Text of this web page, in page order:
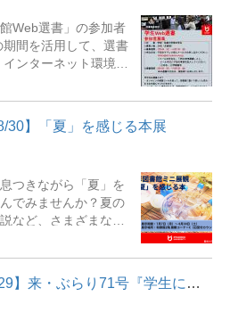
くりを担当していた
す。
Web選書」の参加者
間を活用して、選書
ンターネット環境が
意向を図書館に反映
会です。 ふるってご
館に所蔵されている
ご注意ください）
順） 〇募集期間
（金） 〇申込方法
ルでお申し込みく
選書」とし、 ◇
項を記入。 ①氏
書期間 8月4日
Web選書の方法に
30】「夏」を感じる本展
つきながら「夏」を
でみませんか？夏の
など、さまざまなジ
じられる展示となっ
立ち寄りください！
(月)～2025年8月30日
顔館2階 展示コー
【瀬田ミニ展観:7/7～8/29】来・ぶらり71号『学生に薦めたいこの...